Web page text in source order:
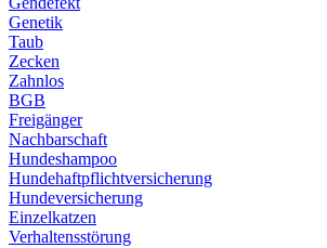
Genetik
Taub
Zecken
Zahnlos
BGB
Freigänger
Nachbarschaft
Hundeshampoo
Hundehaftpflichtversicherung
Hundeversicherung
Einzelkatzen
Verhaltensstörung